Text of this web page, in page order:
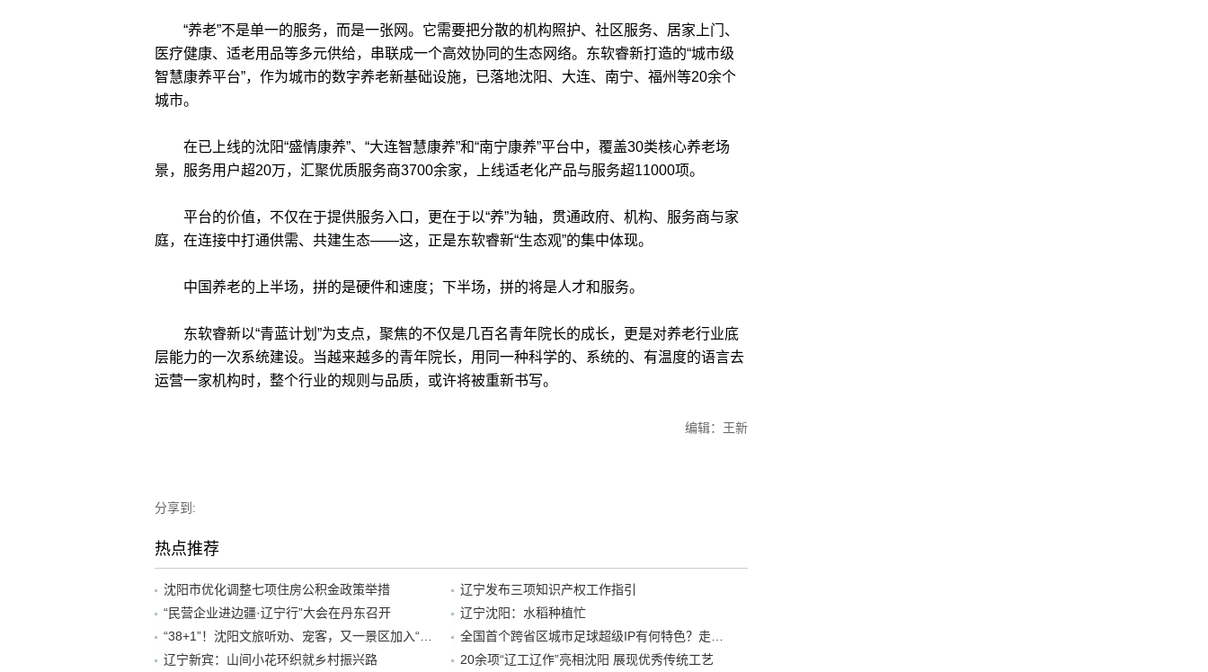
“养老”不是单一的服务，而是一张网。它需要把分散的机构照护、社区服务、居家上门、
医疗健康、适老用品等多元供给，串联成一个高效协同的生态网络。东软睿新打造的“城市级
智慧康养平台”，作为城市的数字养老新基础设施，已落地沈阳、大连、南宁、福州等20余个
城市。
在已上线的沈阳“盛情康养”、“大连智慧康养”和“南宁康养”平台中，覆盖30类核心养老场
景，服务用户超20万，汇聚优质服务商3700余家，上线适老化产品与服务超11000项。
平台的价值，不仅在于提供服务入口，更在于以“养”为轴，贯通政府、机构、服务商与家
庭，在连接中打通供需、共建生态——这，正是东软睿新“生态观”的集中体现。
中国养老的上半场，拼的是硬件和速度；下半场，拼的将是人才和服务。
东软睿新以“青蓝计划”为支点，聚焦的不仅是几百名青年院长的成长，更是对养老行业底
层能力的一次系统建设。当越来越多的青年院长，用同一种科学的、系统的、有温度的语言去
运营一家机构时，整个行业的规则与品质，或许将被重新书写。
编辑：王新
分享到:
热点推荐
沈阳市优化调整七项住房公积金政策举措
辽宁发布三项知识产权工作指引
“民营企业进边疆·辽宁行”大会在丹东召开
辽宁沈阳：水稻种植忙
辽宁新宾：山间小花环织就乡村振兴路
20余项“辽工辽作”亮相沈阳 展现优秀传统工艺